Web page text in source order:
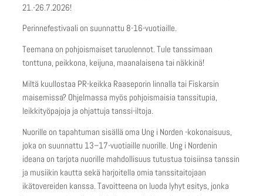
21.-26.7.2026!
Perinnefestivaali on suunnattu 8-16-vuotiaille.
Teemana on pohjoismaiset taruolennot. Tule tanssimaan
tonttuna, peikkona, keijuna, maanalaisena tai näkkinä!
Miltä kuullostaa PR-keikka Raaseporin linnalla tai Fiskarsin
maisemissa? Ohjelmassa myös pohjoismaisia tanssitupia,
leikkityöpajoja ja ohjattuja tanssi-iltoja.
Nuorille on tapahtuman sisällä oma Ung i Norden -kokonaisuus,
joka on suunnattu 13–17-vuotiaille nuorille. Ung i Nordenin
ideana on tarjota nuorille mahdollisuus tutustua toisiinsa tanssin
ja musiikin kautta sekä harjoitella omia tanssitaitojaan
ikätovereiden kanssa. Tavoitteena on luoda lyhyt esitys, jonka